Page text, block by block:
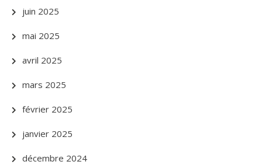
juin 2025
mai 2025
avril 2025
mars 2025
février 2025
janvier 2025
décembre 2024